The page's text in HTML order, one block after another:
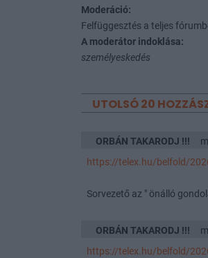
Moderáció:
Felfüggesztés a teljes
A moderátor indoklása:
személyeskedés
UTOLSÓ 20
ORBÁN TAKARODJ !!!
https://telex.hu/belfold/
Sorvezető az " önálló
ORBÁN TAKARODJ !!!
https://telex.hu/belfold/